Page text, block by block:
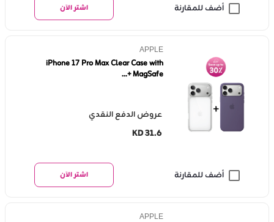
أضف للمقارنة اشتر الآن
APPLE
iPhone 17 Pro Max Clear Case with
MagSafe +...
عروض الدفع النقدي
KD 31.6
أضف للمقارنة اشتر الآن
APPLE